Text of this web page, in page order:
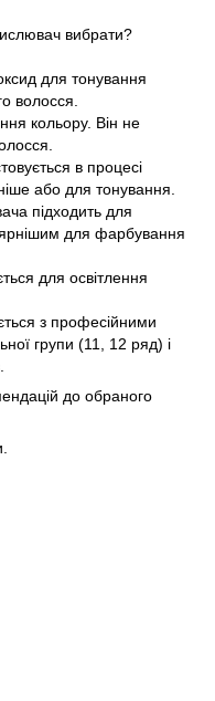
вибрати?
для тонування
волосся.
кольору. Він не
в процесі
або для тонування.
підходить для
для фарбування
для освітлення
з професійними
групи (11, 12 ряд) і
до обраного